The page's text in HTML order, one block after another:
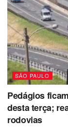
SÃO PAULO
Pedágios
desta terça;
rodovias